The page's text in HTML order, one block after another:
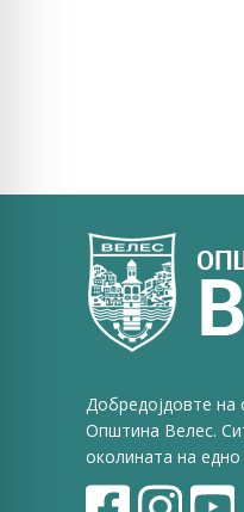
Добредојдовте на
Општина Велес.
околината на